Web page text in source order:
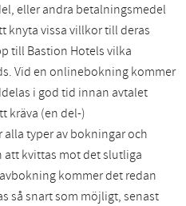
eller andra betalningsmedel
knyta vissa villkor till deras
till Bastion Hotels vilka
Vid en onlinebokning kommer
i god tid innan avtalet
kräva (en del-)
typer av bokningar och
kvittas mot det slutliga
kommer det redan
så snart som möjligt, senast